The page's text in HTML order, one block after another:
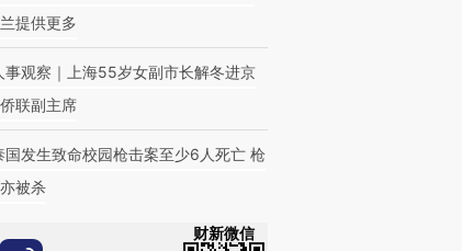
提供更多
事观察｜上海55岁女副市长解冬进京
联副主席
国发生致命校园枪击案至少6人死亡 枪
被杀
财新微信